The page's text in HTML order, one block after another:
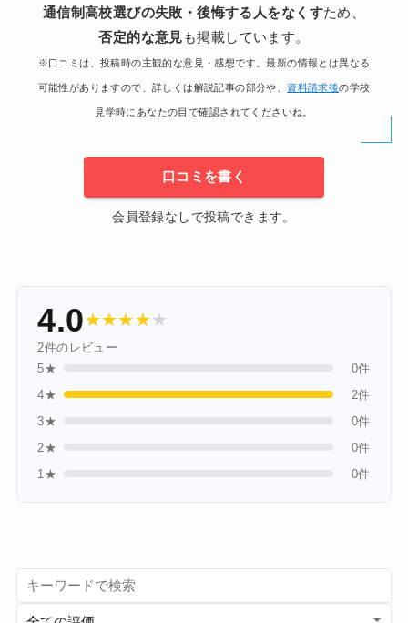
通信制高校選びの失敗・後悔する人をなくすため、
否定的な意見 も掲載しています。
※口コミは、投稿時の主観的な意見・感想です。最新の情報とは異なる
可能性がありますので、詳しくは解説記事の部分や、 資料請求後の学校
見学時にあなたの目で確認されてくださいね。
口コミを書く
会員登録なしで投稿できます。
4.0★★★★★
2件のレビュー
5★
0件
4★
2件
3★
0件
2★
0件
1★
0件